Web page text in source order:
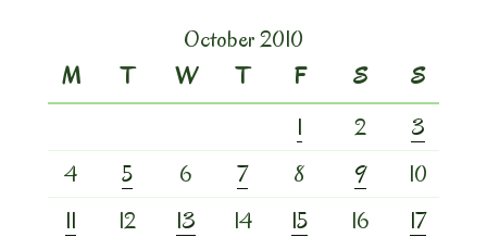
October 2010
M
T W T F S
S
1
2
3
4
5 6 7 8 9
10
11
12 13 14 15 16
17